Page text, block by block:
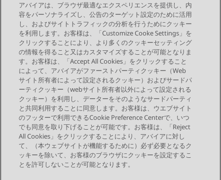
IP Office SoftConsole を復元するか確認する
アラームを無視する
Send Feedback
トピックナビゲーション
前のトピック 次のトピック
つながりを保つ
アバイアは、ブラウザ最適なエクスペリエンスを提供し、内
容をパーソナライズし、公告のターゲット設定のために活用
し、およびサイトトラフィックの分析を行うためにクッキー
を利用します。お客様は、「Customize Cooke Settings」を
クリックすることにより、より多くのクッキーセッティング
の情報を得ること又はカスタマイズすることが可能となりま
す。お客様は、「Accept All Cookies」をクリックすること
によって、アバイアがファーストパーティクッキー（Web
サイト所有者によって設定されるクッキー）およびサードパ
ーティクッキー（webサイト所有者以外によって設定される
クッキー）を利用し、データーをそのようなサードパーティ
と共同利用することに同意します。お客様は、ウエブサイト
のフッターで利用できるCookie Preference Centerで、いつ
でも同意を取り下げることが可能です。お客様は、「Reject
All Cookies」をクリックすることにより、アバイアに対し
て、（本ウェブサイトが機能するために）必ず必要となるク
ッキーを除いて、お客様のブラウザにクッキーを設定するこ
とを許可しないことが可能となります。